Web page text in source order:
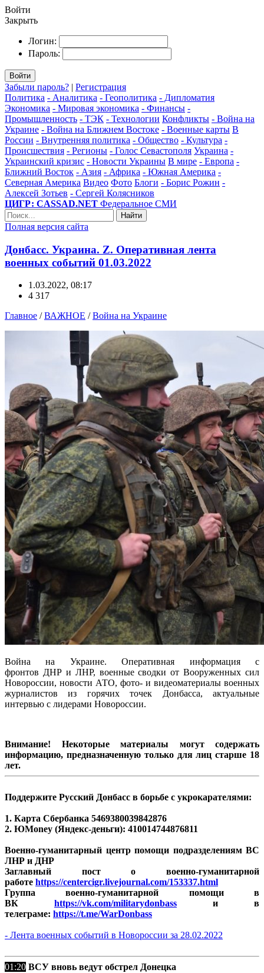
Войти
Закрыть
Логин:
Пароль:
Войти
Забыли пароль? | Регистрация
Политика - Аналитика - Геополитика - Дипломатия
Экономика - Мировая экономика - Финансы -
Промышленность - ТЭК - Технологии Конфликты - Война на
Украине - Война на Ближнем Востоке - Военные карты В
России - Внутренняя политика - Общество - Культура -
Происшествия - Регионы - Голос Севастополя Украина -
Украинский кризис - Новости Украины В мире - Европа -
Ближний Восток - Азия - Африка - Южная Америка -
Северная Америка Видео Фото Блоги - Борис Рожин -
Алексей Зотьев - Сергей Колясников
ЦИГР: CASSAD.NET Федеральное СМИ
Найти
Полная версия сайта
Донбасс. Украина. Z. Оперативная лента
военных событий 01.03.2022
1.03.2022, 08:17
4 317
Главное /ВАЖНОЕ /Война на Украине
Война на Украине. Оперативная информация с
фронтов ДНР и ЛНР, военные сводки от Вооруженных сил
Новороссии, новости АТО, фото- и видеоматериалы военных
журналистов из горячих точек Донбасса, актуальные
интервью с лидерами Новороссии.
Внимание! Некоторые материалы могут содержать
информацию, предназначенную только для лиц старше 18
лет.
Поддержите Русский Донбасс в борьбе с укрокарателями:
1. Карта Сбербанка 5469380039842876
2. ЮMoney (Яндекс-деньги): 410014744876811
Военно-гуманитарный центр помощи подразделениям ВС
ЛНР и ДНР
Заглавный пост о военно-гуманитарной
работе https://centercigr.livejournal.com/153337.html
Группа военно-гуманитарной помощи в
ВК https://vk.com/militarydonbass и в
телеграме: https://t.me/WarDonbass
- Лента военных событий в Новороссии за 28.02.2022
01:20 ВСУ вновь ведут обстрел Донецка